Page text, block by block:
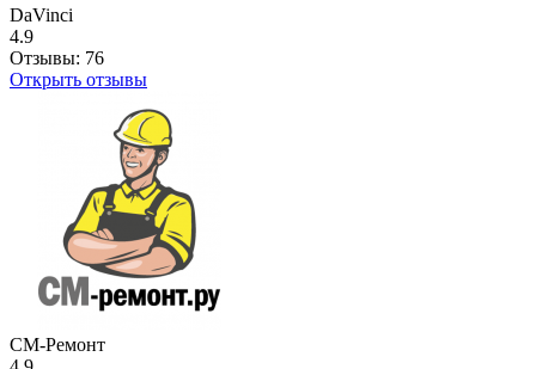
DaVinci
4.9
Отзывы: 76
Открыть отзывы
СМ-Ремонт